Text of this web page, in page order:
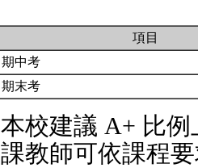
項目
期中考
期末考
本校建議 A+ 比
課教師可依課程